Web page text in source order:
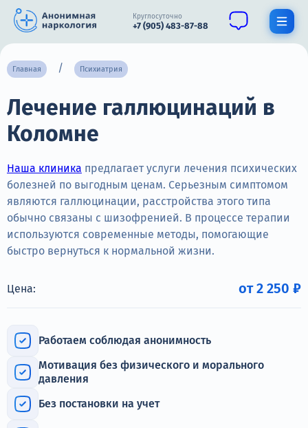
Круглосуточно
+7 (905) 483-87-88
О нас
Наркомания
Нарколог
Стационар
Психиатрия
Цены
Контакты
Главная Психиатрия
Лечение галлюцинаций в
Коломне
Наша клиника предлагает услуги лечения психических
болезней по выгодным ценам. Серьезным симптомом
являются галлюцинации, расстройства этого типа
обычно связаны с шизофренией. В процессе терапии
используются современные методы, помогающие
быстро вернуться к нормальной жизни.
Цена: от 2 250 ₽
Работаем соблюдая анонимность
Мотивация без физического и морального
давления
Без постановки на учет